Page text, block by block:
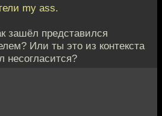
my ass.
зашёл представился
Или ты это из контекста
несогласится?